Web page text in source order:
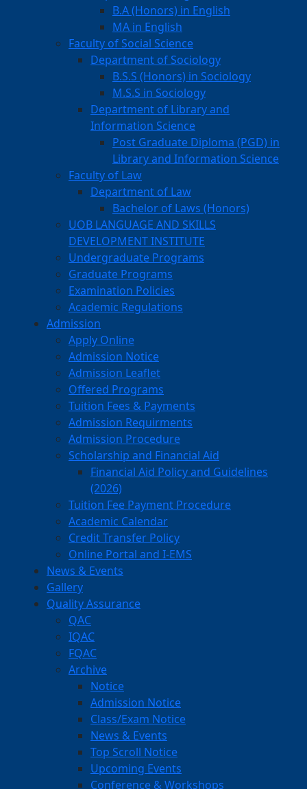
B.A (Honors) in English
MA in English
Faculty of Social Science
Department of Sociology
B.S.S (Honors) in Sociology
M.S.S in Sociology
Department of Library and
Information Science
Post Graduate Diploma (PGD) in
Library and Information Science
Faculty of Law
Department of Law
Bachelor of Laws (Honors)
UOB LANGUAGE AND SKILLS
DEVELOPMENT INSTITUTE
Undergraduate Programs
Graduate Programs
Examination Policies
Academic Regulations
Admission
Apply Online
Admission Notice
Admission Leaflet
Offered Programs
Tuition Fees & Payments
Admission Requirments
Admission Procedure
Scholarship and Financial Aid
Financial Aid Policy and Guidelines
(2026)
Tuition Fee Payment Procedure
Academic Calendar
Credit Transfer Policy
Online Portal and I-EMS
News & Events
Gallery
Quality Assurance
QAC
IQAC
FQAC
Archive
Notice
Admission Notice
Class/Exam Notice
News & Events
Top Scroll Notice
Upcoming Events
Conference & Workshops